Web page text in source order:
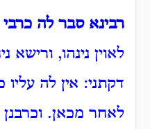
רבינא סבר לה כרבי
לאוין נינהו,
דקתני: אין לה עליו
לאחר מכאן.